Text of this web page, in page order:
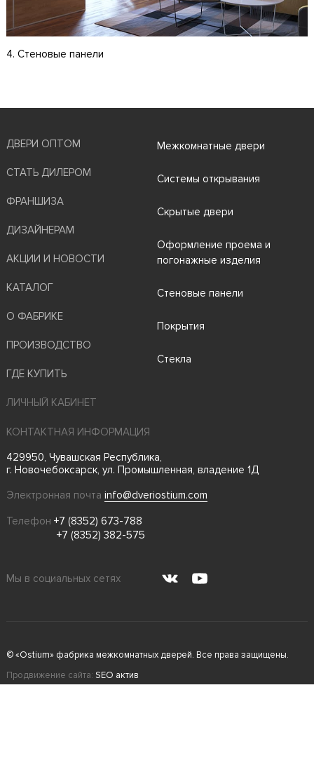
4. Стеновые панели
ДВЕРИ ОПТОМ
СТАТЬ ДИЛЕРОМ
ФРАНШИЗА
ДИЗАЙНЕРАМ
АКЦИИ И НОВОСТИ
КАТАЛОГ
О ФАБРИКЕ
ПРОИЗВОДСТВО
ГДЕ КУПИТЬ
Межкомнатные двери
Системы открывания
Скрытые двери
Оформление проема и
погонажные изделия
Стеновые панели
Покрытия
Стекла
ЛИЧНЫЙ КАБИНЕТ
КОНТАКТНАЯ ИНФОРМАЦИЯ
429950, Чувашская Республика,
г. Новочебоксарск, ул. Промышленная, владение 1Д
Электронная почта info@dveriostium.com
Телефон +7 (8352) 673-788
+7 (8352) 382-575
Мы в социальных сетях
© «Ostium» фабрика межкомнатных дверей. Все права защищены.
Продвижение сайта: SEO актив